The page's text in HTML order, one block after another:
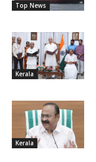
Top News
Kerala
Kerala